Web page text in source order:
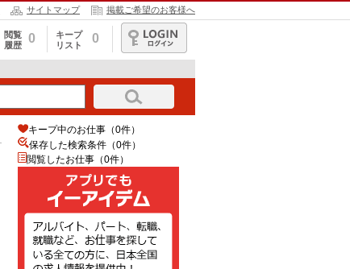
サイトマップ 掲載ご希望のお客様へ
閲覧
履歴
0
キープ
リスト
0
ログイン
キープ中のお仕事（0件）
保存した検索条件（0件）
閲覧したお仕事（0件）